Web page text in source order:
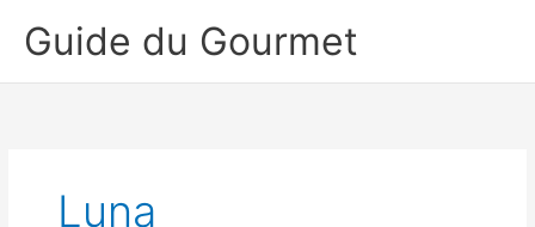
Guide du Gourmet
Luna